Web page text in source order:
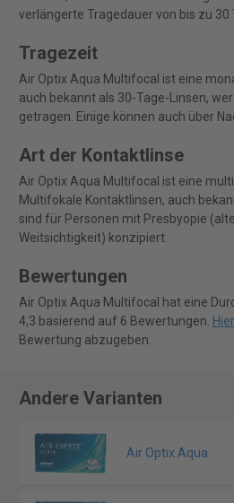
verlängerte Tragedauer von bis zu 30
Tragezeit
Air Optix Aqua Multifocal ist eine
auch bekannt als 30-Tage-Linsen,
getragen. Einige können auch über
Art der Kontaktlinse
Air Optix Aqua Multifocal ist eine
Multifokale Kontaktlinsen, auch
sind für Personen mit Presbyopie
Weitsichtigkeit) konzipiert.
Bewertungen
Air Optix Aqua Multifocal hat eine
4,3 basierend auf 6 Bewertungen.
Bewertung abzugeben.
Andere Varianten
Air Optix Aqua